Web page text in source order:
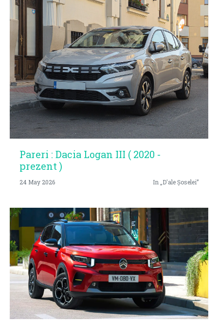
Pareri : Dacia Logan III ( 2020 -
prezent )
24 May 2026 In „D'ale Șoselei”